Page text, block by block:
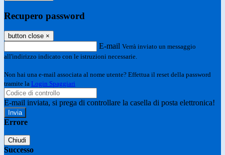
Recupero password
button close ×
E-mail Verrà inviato un messaggio
all'indirizzo indicato con le istruzioni necessarie.
Non hai una e-mail associata al nome utente? Effettua il reset della password
tramite la Login Spaggiari
E-mail inviata, si prega di controllare la casella di posta elettronica!
Errore
Chiudi
Successo